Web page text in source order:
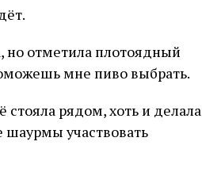
но отметила плотоядный
мне пиво выбрать.
рядом, хоть и делала
шаурмы участвовать